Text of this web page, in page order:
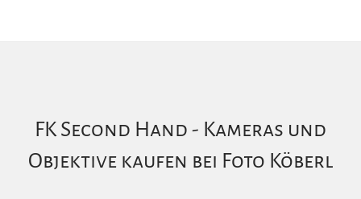
FK Second Hand - Kameras und
Objektive kaufen bei Foto Köberl